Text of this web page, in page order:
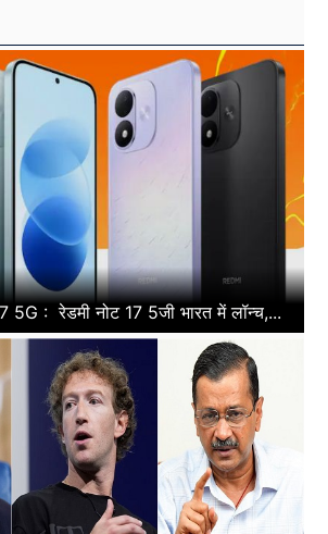
: रेडमी नोट 17 5जी भारत में लॉन्च,...